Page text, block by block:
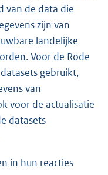
van de data die
zijn van
landelijke
Voor de Rode
gebruikt,
van
voor de actualisatie
datasets
in hun reacties